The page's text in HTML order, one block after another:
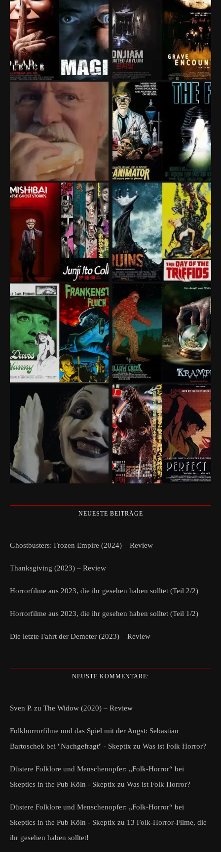
NEUESTE BEITRÄGE
Ghostbusters: Frozen Empire (2024) – Review
Thanksgiving (2023) – Review
Horrorfilme aus 2023, die ihr gesehen haben solltet (Teil 2/2)
Horrorfilme aus 2023, die ihr gesehen haben solltet (Teil 1/2)
Die letzte Fahrt der Demeter (2023) – Review
NEUSTE KOMMENTARE:
Sven P. zu The Widow (2020) – Review
Folkhorrorfilme und das Spiel mit der Angst: Sebastian
Bartoschek bei "Nachgefragt" - Skeptix zu Was ist Folk Horror?
Düstere Folklore und Menschenopfer: „Folk-Horror“ bei
Skeptics in the Pub Köln - Skeptix zu Was ist Folk Horror?
Düstere Folklore und Menschenopfer: „Folk-Horror“ bei
Skeptics in the Pub Köln - Skeptix zu 13 Folk-Horror-Filme, die
ihr gesehen haben solltet!